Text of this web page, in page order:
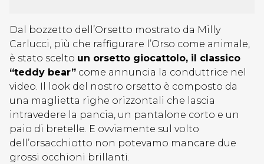
Dal bozzetto dell’Orsetto mostrato da Milly
Carlucci, più che raffigurare l’Orso come animale,
è stato scelto un orsetto giocattolo, il classico
“teddy bear” come annuncia la conduttrice nel
video. Il look del nostro orsetto è composto da
una maglietta righe orizzontali che lascia
intravedere la pancia, un pantalone corto e un
paio di bretelle. E ovviamente sul volto
dell’orsacchiotto non potevamo mancare due
grossi occhioni brillanti.